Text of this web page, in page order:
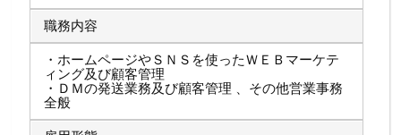
職務内容
・ホームページやＳＮＳを使ったＷＥＢマーケテ
ィング及び顧客管理
・ＤＭの発送業務及び顧客管理 、その他営業事務
全般